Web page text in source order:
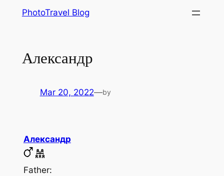
PhotoTravel Blog
Александр
Mar 20, 2022—by
Александр
Father: